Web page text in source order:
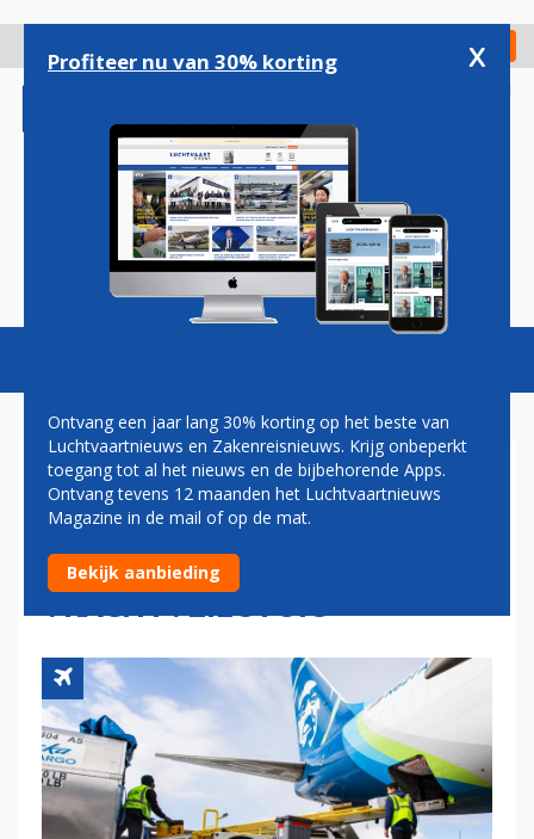
gaan
Check in
Magazine Podcasts Vacatures
ALASKA AIRLINES LAAT
BOEING 737-800'S
OMBOUWEN TOT
VRACHTVLIEGTUIG
Profiteer nu van 30% korting x
Ontvang een jaar lang 30% korting op het beste van
Luchtvaartnieuws en Zakenreisnieuws. Krijg onbeperkt
toegang tot al het nieuws en de bijbehorende Apps.
Ontvang tevens 12 maanden het Luchtvaartnieuws
Magazine in de mail of op de mat.
Bekijk aanbieding